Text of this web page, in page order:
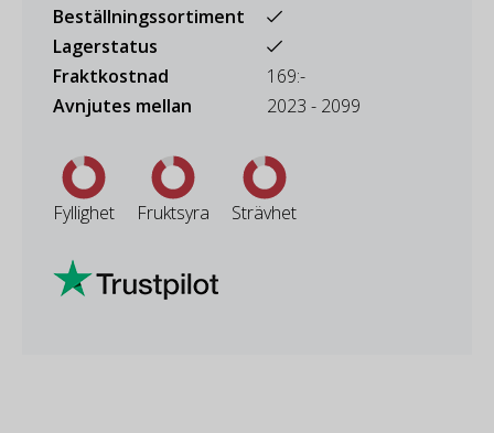
Beställningssortiment
Lagerstatus
Fraktkostnad
169:-
Avnjutes mellan
2023 - 2099
Fyllighet Fruktsyra Strävhet